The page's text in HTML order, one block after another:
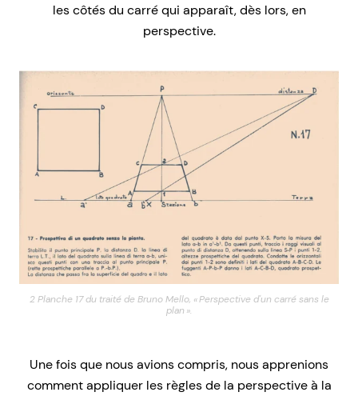
les côtés du carré qui apparaît, dès lors, en
perspective.
2 Planche 17 du traité de Bruno Mello, « Perspective d'un carré sans le
plan ».
Une fois que nous avions compris, nous apprenions
comment appliquer les règles de la perspective à la